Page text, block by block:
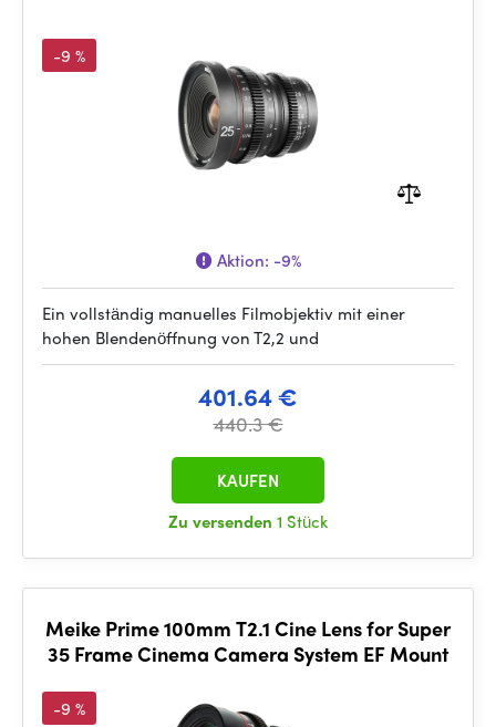
-9 %
Aktion: -9%
Ein vollständig manuelles Filmobjektiv mit einer
hohen Blendenöffnung von T2,2 und
401.64 €
440.3 €
Zu versenden 1 Stück
KAUFEN
Meike Prime 100mm T2.1 Cine Lens for Super
35 Frame Cinema Camera System EF Mount
-9 %